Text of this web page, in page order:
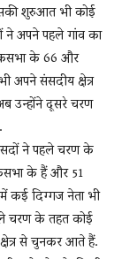
शुरुआत भी कोई
ने अपने पहले गांव का
के 66 और
अपने संसदीय क्षेत्र
उन्होंने दूसरे चरण
ने पहले चरण के
के हैं और 51
कई दिग्गज नेता भी
चरण के तहत कोई
से चुनकर आते हैं.